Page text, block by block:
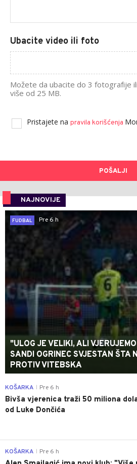
Ubacite video ili foto
Možete da ubacite do 3 fotografije
više od 25 MB.
Pristajete na pravila korišćenja
POŠALJI
NAJNOVIJE
FUDBAL
Pre 6 h
"ULOG JE VELIKI, ALI
SANDI OGRINEC SVJESTAN ŠTA
PROTIV VITEBSKA
KOŠARKA Pre 6 h
Bivša vjerenica traži 50 miliona
od Luke Dončića
KOŠARKA Pre 6 h